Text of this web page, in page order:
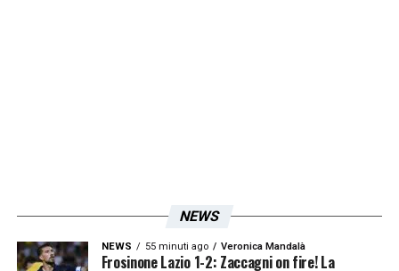
NEWS
NEWS 55 minuti ago Veronica Mandalà
Frosinone Lazio 1-2: Zaccagni on fire! La